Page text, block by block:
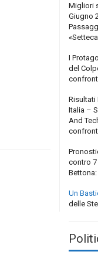
Migliori
Giugno
I
del
Risultati
Italia –
And
contro
Un
delle